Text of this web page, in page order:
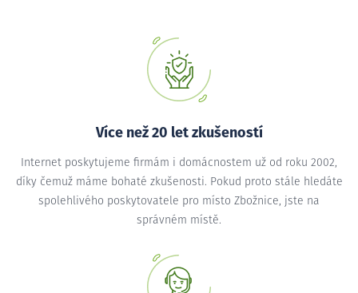
Více než 20 let zkušeností
Internet poskytujeme firmám i domácnostem už od roku 2002,
díky čemuž máme bohaté zkušenosti. Pokud proto stále hledáte
spolehlivého poskytovatele pro místo Zbožnice, jste na
správném místě.